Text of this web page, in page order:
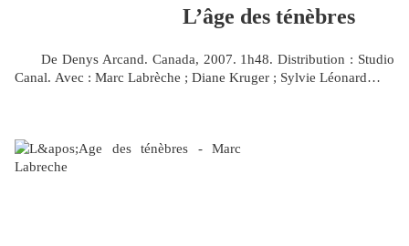
L’âge des ténèbres
De Denys Arcand. Canada, 2007. 1h48. Distribution : Studio
Canal. Avec : Marc Labrèche ; Diane Kruger ; Sylvie Léonard…